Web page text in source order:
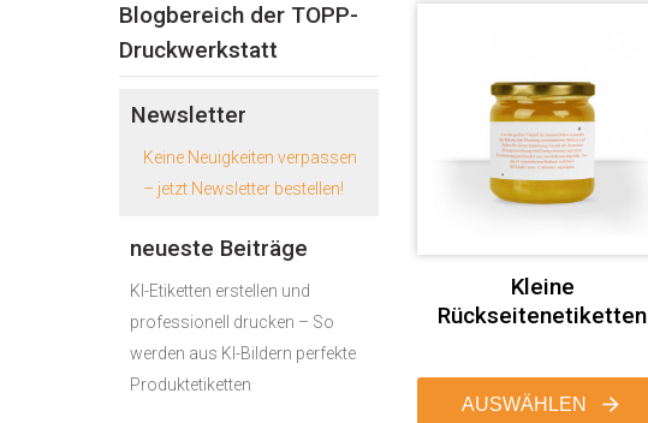
Kleine
Rückseitenetiketten
AUSWÄHLEN
Blogbereich der TOPP-
Druckwerkstatt
Newsletter
Keine Neuigkeiten verpassen
– jetzt Newsletter bestellen!
neueste Beiträge
KI-Etiketten erstellen und
professionell drucken – So
werden aus KI-Bildern perfekte
Produktetiketten